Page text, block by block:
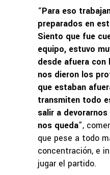
“Para eso
preparados en
Siento que fue
equipo, estuvo
desde afuera con
nos dieron los
que estaban
transmiten todo
salir a
nos queda”,
que pese a todo
concentración, e
jugar el partido.